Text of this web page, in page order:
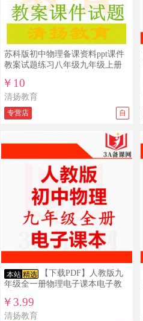
苏科版初中物理备课资料ppt课件
教案试题练习八年级九年级上册
￥10
清扬教育
专营店 自
本站 精选
【下载PDF】人教版九
年级全一册物理电子课本电子教
￥3.99
清扬教育